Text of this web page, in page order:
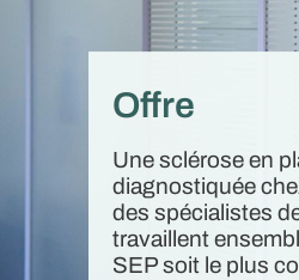
Offre
Une sclérose en
diagnostiquée
des spécialistes
travaillent
SEP soit le plus